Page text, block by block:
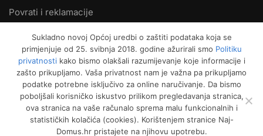
Povrati i reklamacije
MOJ RAČUN:
Moje narudžbe
Kako naručiti
Način plaćanja
Garancija kvalitete
Sukladno novoj Općoj uredbi o zaštiti podataka koja se
primjenjuje od 25. svibnja 2018. godine ažurirali smo Politiku
privatnostikako bismo olakšali razumijevanje koje informacije i
zašto prikupljamo. Vaša privatnost nam je važna pa prikupljamo
podatke potrebne isključivo za online naručivanje. Da bismo
poboljšali korisničko iskustvo prilikom pregledavanja stranica,
ova stranica na vaše računalo sprema malu funkcionalnih i
statističkih kolačića (cookies). Korištenjem stranice Naj-
Domus.hr pristajete na njihovu upotrebu.